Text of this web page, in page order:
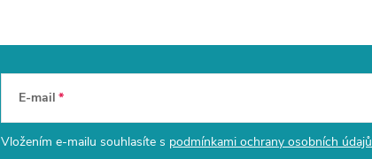
E-mail
Vložením e-mailu souhlasíte s podmínkami ochrany osobních údajů